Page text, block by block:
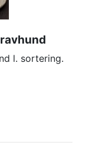
l. sortering.